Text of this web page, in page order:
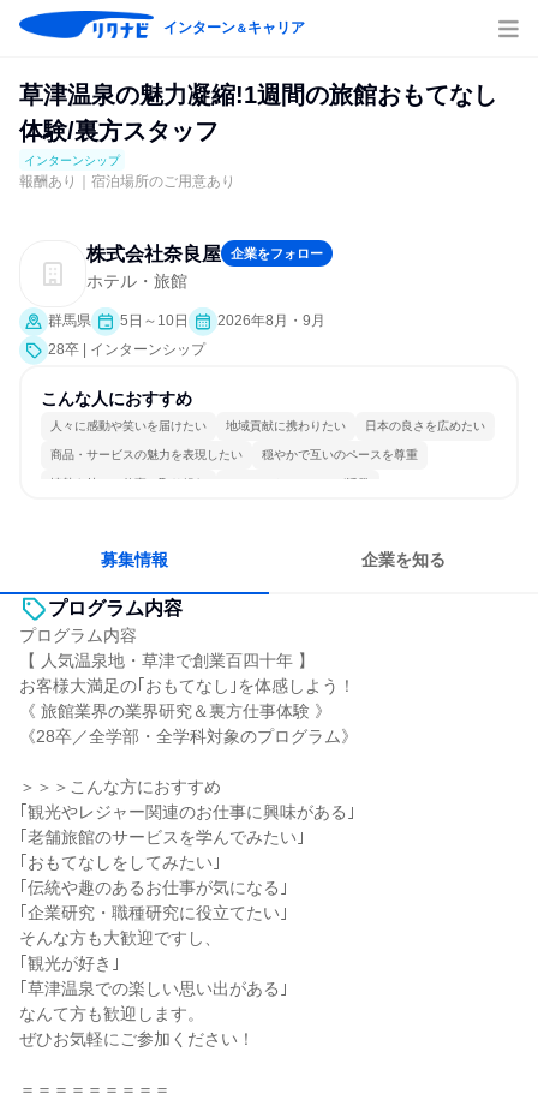
インターン＆キャリア
草津温泉の魅力凝縮!1週間の旅館おもてなし
体験/裏方スタッフ
インターンシップ
報酬あり｜宿泊場所のご用意あり
株式会社奈良屋 企業をフォロー
ホテル・旅館
群馬県 5日～10日
2026年8月・9月
28卒 | インターンシップ
こんな人におすすめ
人々に感動や笑いを届けたい 地域貢献に携わりたい 日本の良さを広めたい
商品・サービスの魅力を表現したい 穏やかで互いのペースを尊重
情熱を持って仕事に取り組む コミュニケーションが活発
募集情報 企業を知る
プログラム内容
プログラム内容
【 人気温泉地・草津で創業百四十年 】
お客様大満足の｢おもてなし｣を体感しよう！
《 旅館業界の業界研究＆裏方仕事体験 》
《28卒／全学部・全学科対象のプログラム》
＞＞＞こんな方におすすめ
｢観光やレジャー関連のお仕事に興味がある｣
｢老舗旅館のサービスを学んでみたい｣
｢おもてなしをしてみたい｣
｢伝統や趣のあるお仕事が気になる｣
｢企業研究・職種研究に役立てたい｣
そんな方も大歓迎ですし、
｢観光が好き｣
｢草津温泉での楽しい思い出がある｣
なんて方も歓迎します。
ぜひお気軽にご参加ください！
＝＝＝＝＝＝＝＝＝